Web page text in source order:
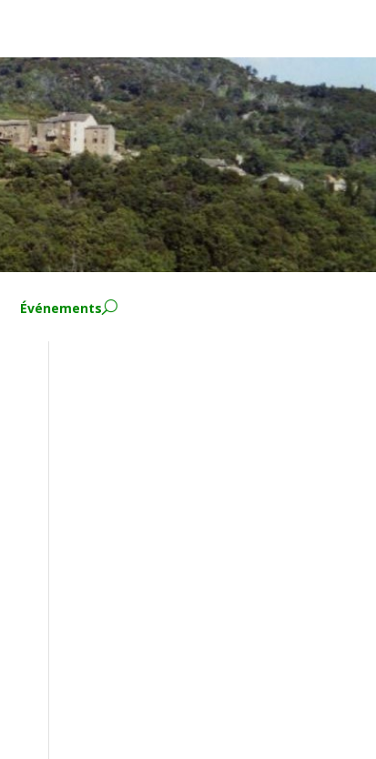
Événements